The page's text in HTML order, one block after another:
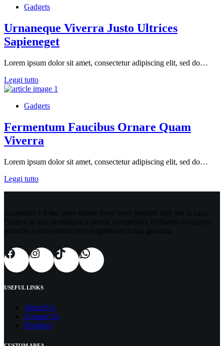
Gadgets
Urnaneque Viverra Justo Ultrices
Sapieneget
Lorem ipsum dolor sit amet, consectetur adipiscing elit, sed do…
Leggi tutto
Gadgets
Fermentum Faucibus Ornare Quam
Viverra
Lorem ipsum dolor sit amet, consectetur adipiscing elit, sed do…
Leggi tutto
Ecoprezzi è il tuo store online dove trovi prodotti utili per la casa,
l’auto e la vita quotidiana a prezzi competitivi. Offriamo soluzioni
pratiche e convenienti per semplificare la tua giornata.
USEFUL LINKS
About Us
Contact Us
Products